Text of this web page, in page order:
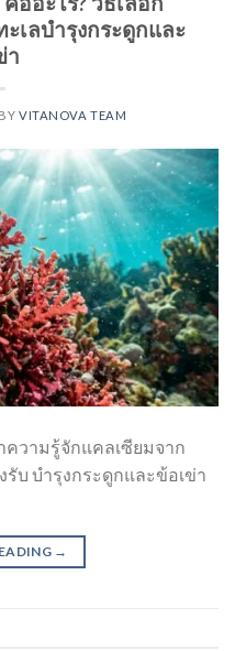
เลบำรุงกระดูกและ
า
BYVITANOVA TEAM
ความรู้จักแคลเซียมจาก
รับ บำรุงกระดูกและข้อเข่า
→